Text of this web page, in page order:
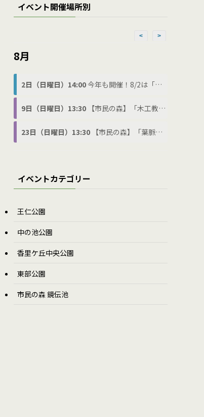
イベント開催場所別
< >
8月
2日（日曜日）14:00 今年も開催！8/2は「わ(8)に(2)の日」でわにフェス
9日（日曜日）13:30 【市民の森】「木工教室」
23日（日曜日）13:30 【市民の森】「葉脈標本づくり」
イベントカテゴリー
王仁公園
中の池公園
香里ケ丘中央公園
東部公園
市民の森 鏡伝池